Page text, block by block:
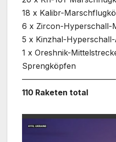
18 x Kalibr-
6 x Zircon-Hyperschall-
5 x Kinzhal-
1 x Oreshnik-
Sprengköpfen
110 Raketen total